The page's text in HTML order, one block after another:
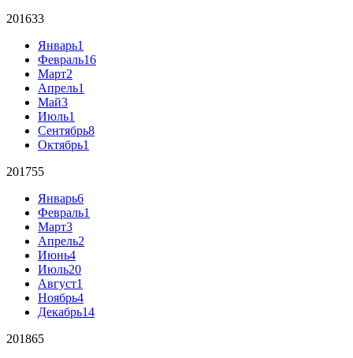
201633
Январь1
Февраль16
Март2
Апрель1
Май3
Июль1
Сентябрь8
Октябрь1
201755
Январь6
Февраль1
Март3
Апрель2
Июнь4
Июль20
Август1
Ноябрь4
Декабрь14
201865